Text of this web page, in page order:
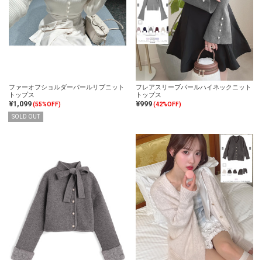
ファーオフショルダーパールリブニット
トップス
¥1,099(55%OFF)
SOLD OUT
フレアスリーブパールハイネックニット
トップス
¥999(42%OFF)